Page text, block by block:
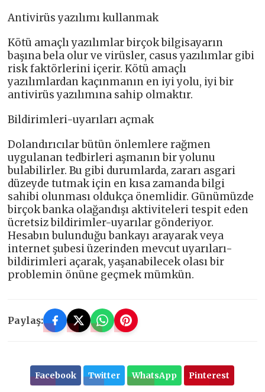
Antivirüs yazılımı kullanmak
Kötü amaçlı yazılımlar birçok bilgisayarın
başına bela olur ve virüsler, casus yazılımlar gibi
risk faktörlerini içerir. Kötü amaçlı
yazılımlardan kaçınmanın en iyi yolu, iyi bir
antivirüs yazılımına sahip olmaktır.
Bildirimleri-uyarıları açmak
Dolandırıcılar bütün önlemlere rağmen
uygulanan tedbirleri aşmanın bir yolunu
bulabilirler. Bu gibi durumlarda, zararı asgari
düzeyde tutmak için en kısa zamanda bilgi
sahibi olunması oldukça önemlidir. Günümüzde
birçok banka olağandışı aktiviteleri tespit eden
ücretsiz bildirimler-uyarılar gönderiyor.
Hesabın bulunduğu bankayı arayarak veya
internet şubesi üzerinden mevcut uyarıları-
bildirimleri açarak, yaşanabilecek olası bir
problemin önüne geçmek mümkün.
Paylaş:
Facebook Twitter WhatsApp Pinterest